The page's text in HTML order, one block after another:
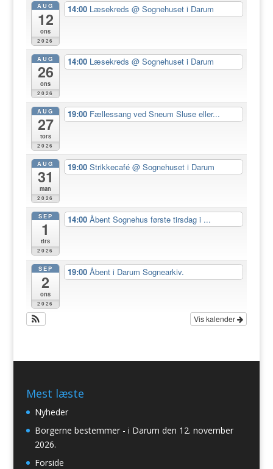
AUG
12
ons
2026
14:00 Læsekreds@ Sognehuset i Darum
AUG
26
ons
2026
14:00 Læsekreds@ Sognehuset i Darum
AUG
27
tors
2026
19:00 Fællessang ved Sneum Sluse eller...
AUG
31
man
2026
19:00Strikkecafé@ Sognehuset i Darum
SEP
1
tirs
2026
14:00Åbent Sognehus første tirsdag i ...
SEP
2
ons
2026
19:00Åbent i Darum Sognearkiv.
Vis kalender
Mest læste
Nyheder
Borgerne bestemmer - i Darum den 12. november
2026.
Forside